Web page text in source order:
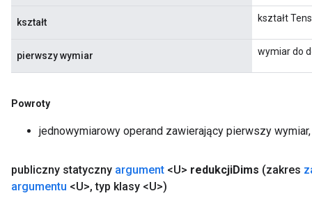
kształt kształt
pierwszy wymiar wymiar do
Powroty
jednowymiarowy operand zawierający pierwszy
publiczny statyczny argument <U> redukcjiDims (zakres
argumentu <U>, typ klasy <U>)